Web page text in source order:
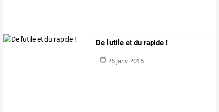
De l'utile et du rapide !
26 janv. 2015